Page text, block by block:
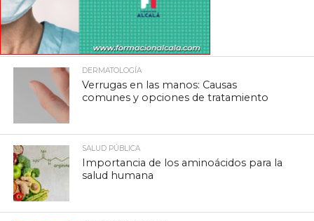
DERMATOLOGÍA
Verrugas en las manos: Causas
comunes y opciones de tratamiento
SALUD PÚBLICA
Importancia de los aminoácidos para la
salud humana